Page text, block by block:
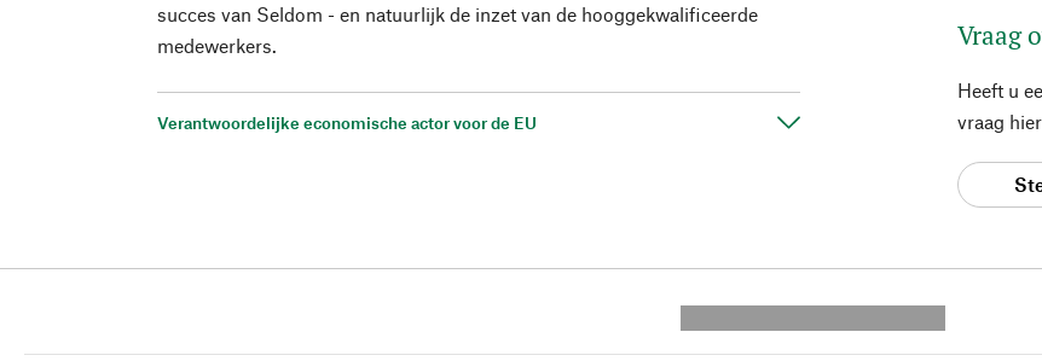
succes van Seldom - en natuurlijk de inzet van de hooggekwalificeerde
medewerkers.
Verantwoordelijke economische actor voor de EU
Vraag
Heeft u
vraag